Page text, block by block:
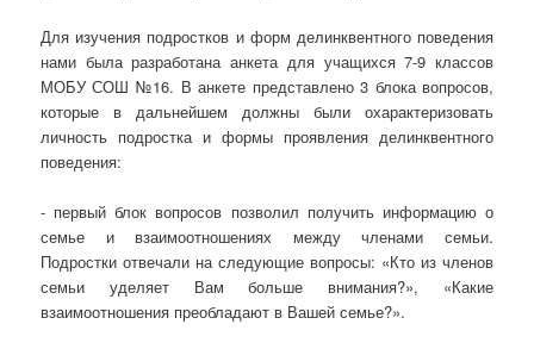
Для изучения подростков и форм делинквентного поведения
нами была разработана анкета для учащихся 7-9 классов
МОБУ СОШ №16. В анкете представлено 3 блока вопросов,
которые в дальнейшем должны были охарактеризовать
личность подростка и формы проявления делинквентного
поведения:
- первый блок вопросов позволил получить информацию о
семье и взаимоотношениях между членами семьи.
Подростки отвечали на следующие вопросы: «Кто из членов
семьи уделяет Вам больше внимания?», «Какие
взаимоотношения преобладают в Вашей семье?».